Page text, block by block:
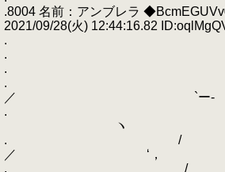
.8004 名前：アンブレラ
2021/09/28(火) 12:44:16.82
.
.
.
.
／ `ー‐
ヽ
.
／ ‘，
.